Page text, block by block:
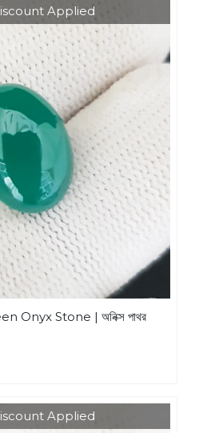
Applied
Onyx Stone | অনিক্স পাথর
Applied